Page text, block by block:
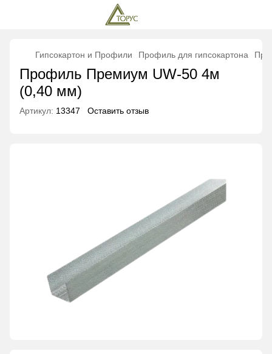
Гипсокартон и Профили Профиль для гипсокартона
Профиль Премиум UW-50 4м
(0,40 мм)
Артикул: 13347 Оставить отзыв